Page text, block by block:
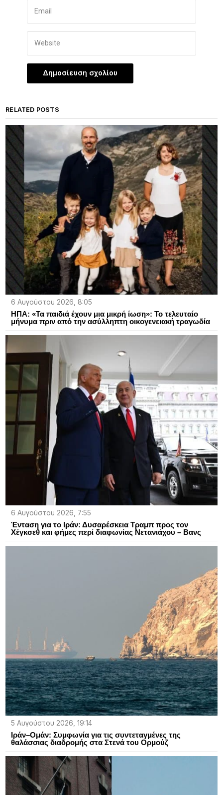
RELATED POSTS
6 Αυγούστου 2026, 8:05
ΗΠΑ: «Τα παιδιά έχουν μια μικρή ίωση»: Το τελευταίο
μήνυμα πριν από την ασύλληπτη οικογενειακή τραγωδία
6 Αυγούστου 2026, 7:55
Ένταση για το Ιράν: Δυσαρέσκεια Τραμπ προς τον
Χέγκσεθ και φήμες περί διαφωνίας Νετανιάχου – Βανς
5 Αυγούστου 2026, 19:14
Ιράν–Ομάν: Συμφωνία για τις συντεταγμένες της
θαλάσσιας διαδρομής στα Στενά του Ορμούζ